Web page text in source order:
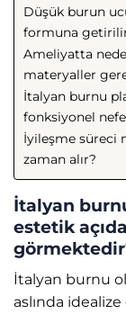
Düşük burun
formuna
Ameliyatta
materyaller
İtalyan burnu
fonksiyonel
İyileşme süreci
zaman alır?
İtalyan
estetik
İtalyan burnu
aslında idealize